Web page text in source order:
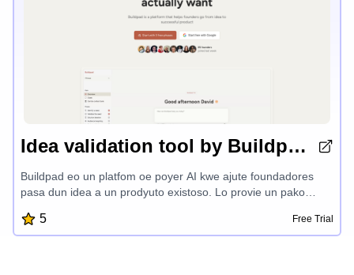
Idea validation tool by Buildpad
Buildpad eo un platfom oe poyer AI kwe ajute foundadores
pasa dun idea a un prodyuto existoso. Lo provie un pako
del proses dun konstrukion de prodyuto. El AI intelijente sigi
un proses komprovat, enkontra lo a tu nivel de kapasidat, e
5 Free Trial